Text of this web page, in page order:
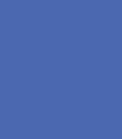
早めにお飲み